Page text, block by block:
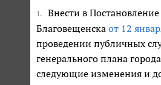
1.
Внести в
Благовещенска от 12
проведении публичных
генерального плана
следующие изменения и